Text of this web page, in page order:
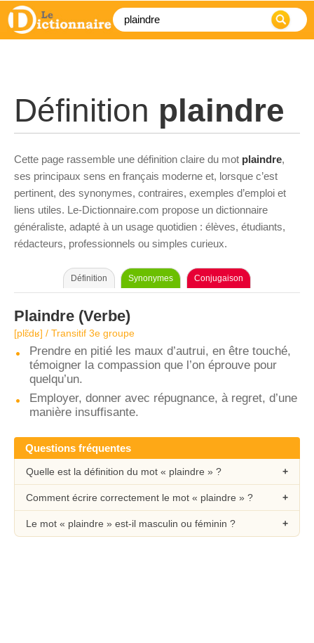
Définition plaindre
Cette page rassemble une définition claire du mot plaindre,
ses principaux sens en français moderne et, lorsque c’est
pertinent, des synonymes, contraires, exemples d’emploi et
liens utiles. Le-Dictionnaire.com propose un dictionnaire
généraliste, adapté à un usage quotidien : élèves, étudiants,
rédacteurs, professionnels ou simples curieux.
Définition Synonymes Conjugaison
Plaindre (Verbe)
[plɛ̃dʁ] / Transitif 3e groupe
Prendre en pitié les maux d’autrui, en être touché,
témoigner la compassion que l’on éprouve pour
quelqu’un.
Employer, donner avec répugnance, à regret, d’une
manière insuffisante.
Questions fréquentes
Quelle est la définition du mot « plaindre » ?
Comment écrire correctement le mot « plaindre » ?
Le mot « plaindre » est-il masculin ou féminin ?